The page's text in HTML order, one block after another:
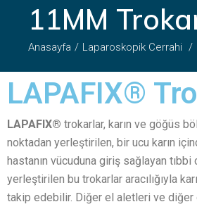
Dağıtım
Kalite
11MM
Anasayfa Laparoskopik Cerrahi
LAPAFIX®
LAPAFIX® trokarlar, karın ve göğüs
noktadan yerleştirilen, bir ucu karın
hastanın vücuduna giriş sağlayan tıbbi
yerleştirilen bu trokarlar aracılığıyla
takip edebilir. Diğer el aletleri ve diğer